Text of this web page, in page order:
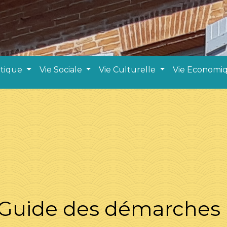
Vie Sociale Vie Culturelle Vie
des démarches